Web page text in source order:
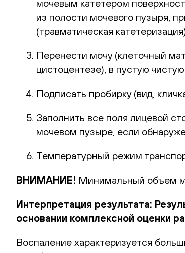
мочевым катетером
из полости мочевого пузыря,
(травматическая
Перенести мочу (клеточный
цистоцентезе), в пустую
Подписать пробирку (вид,
Заполнить все поля лицевой
мочевом пузыре, если
Температурный режим
ВНИМАНИЕ! Минимальный объем
Интерпретация результата:
основании комплексной оценки
Воспаление характеризуется